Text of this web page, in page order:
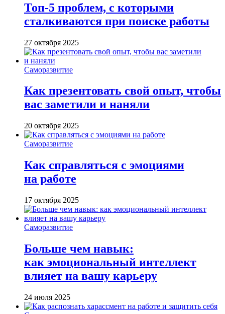
Топ-5 проблем, с которыми
сталкиваются при поиске работы
27 октября 2025
Саморазвитие
Как презентовать свой опыт, чтобы
вас заметили и наняли
20 октября 2025
Саморазвитие
Как справляться с эмоциями
на работе
17 октября 2025
Саморазвитие
Больше чем навык:
как эмоциональный интеллект
влияет на вашу карьеру
24 июля 2025